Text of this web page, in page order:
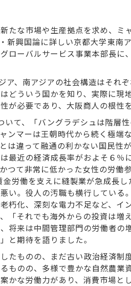
たな市場や生産拠点を求め、
新興国論に詳しい京都大学東南
ローバルサービス事業本部長に
、南アジアの社会構造はそれ
どういう国かを知り、実際に
必要であり、大阪商人の根性
て、「バングラデシュは階層
ンマーは王朝時代から続く極端
違って融通の利かない国民性が
最近の経済成長率がおよそ６％
つて非常に低かった女性の労働
労働を支えに縫製業が急成長し
い。役人の汚職も横行している
朽化、深刻な電力不足など、イ
それでも海外からの投資は増え
将来は中間管理部門の労働者の
と期待を語りました。
たものの、まだ古い政治経済
ものの、多様で豊かな自然農
かな労働力があり、消費市場